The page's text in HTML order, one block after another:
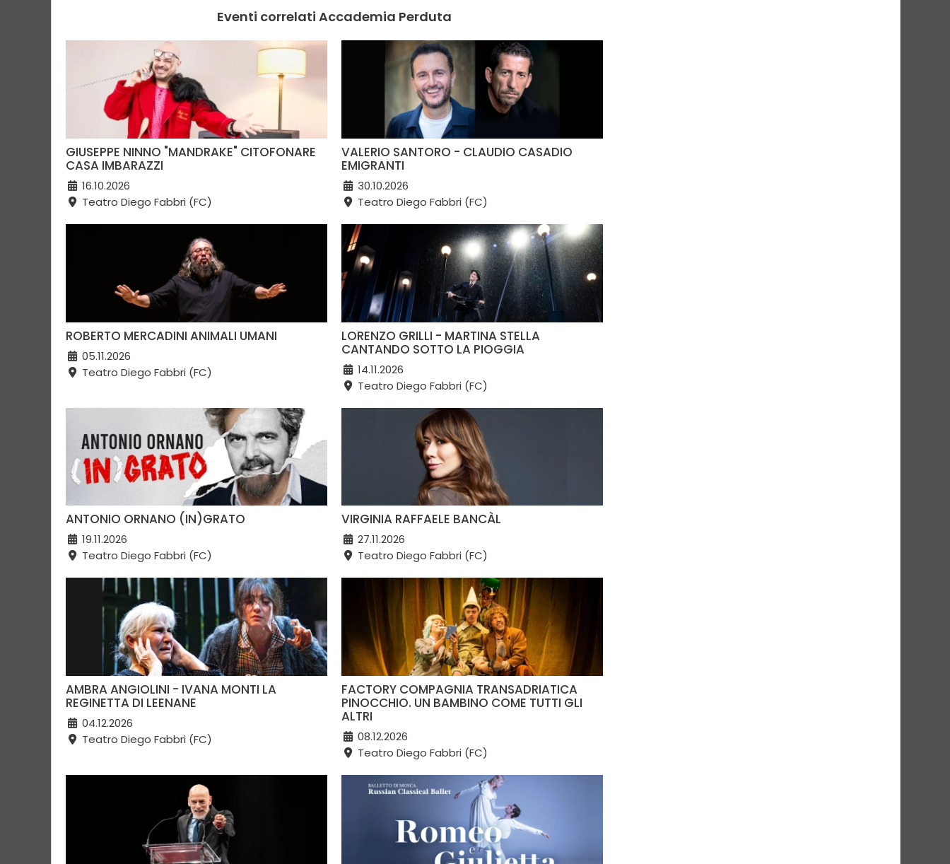
Eventi correlati Accademia Perduta
GIUSEPPE NINNO "MANDRAKE" CITOFONARE
CASA IMBARAZZI
16.10.2026
Teatro Diego Fabbri (FC)
VALERIO SANTORO - CLAUDIO CASADIO
EMIGRANTI
30.10.2026
Teatro Diego Fabbri (FC)
ROBERTO MERCADINI ANIMALI UMANI
05.11.2026
Teatro Diego Fabbri (FC)
LORENZO GRILLI - MARTINA STELLA
CANTANDO SOTTO LA PIOGGIA
14.11.2026
Teatro Diego Fabbri (FC)
ANTONIO ORNANO (IN)GRATO
19.11.2026
Teatro Diego Fabbri (FC)
VIRGINIA RAFFAELE BANCÀL
27.11.2026
Teatro Diego Fabbri (FC)
AMBRA ANGIOLINI - IVANA MONTI LA
REGINETTA DI LEENANE
04.12.2026
Teatro Diego Fabbri (FC)
FACTORY COMPAGNIA TRANSADRIATICA
PINOCCHIO. UN BAMBINO COME TUTTI GLI
ALTRI
08.12.2026
Teatro Diego Fabbri (FC)